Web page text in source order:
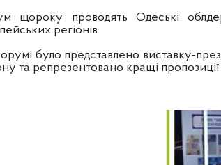
щороку проводять Одеські
регіонів.
було представлено виставку-
та репрезентовано кращі